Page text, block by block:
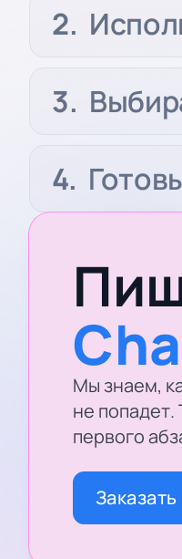
Мы знаем,
не попадет.
первого